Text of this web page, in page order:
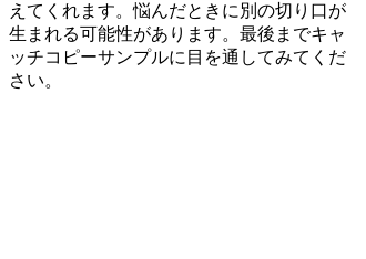
えてくれます。悩んだときに別の切り口が
生まれる可能性があります。最後までキャ
ッチコピーサンプルに目を通してみてくだ
さい。